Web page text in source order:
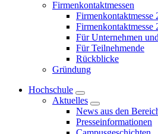
Firmenkontaktmessen
Firmenkontaktmesse
Firmenkontaktmesse
Für Unternehmen
Für Teilnehmende
Rückblicke
Gründung
Hochschule
Aktuelles
News aus den
Presseinformationen